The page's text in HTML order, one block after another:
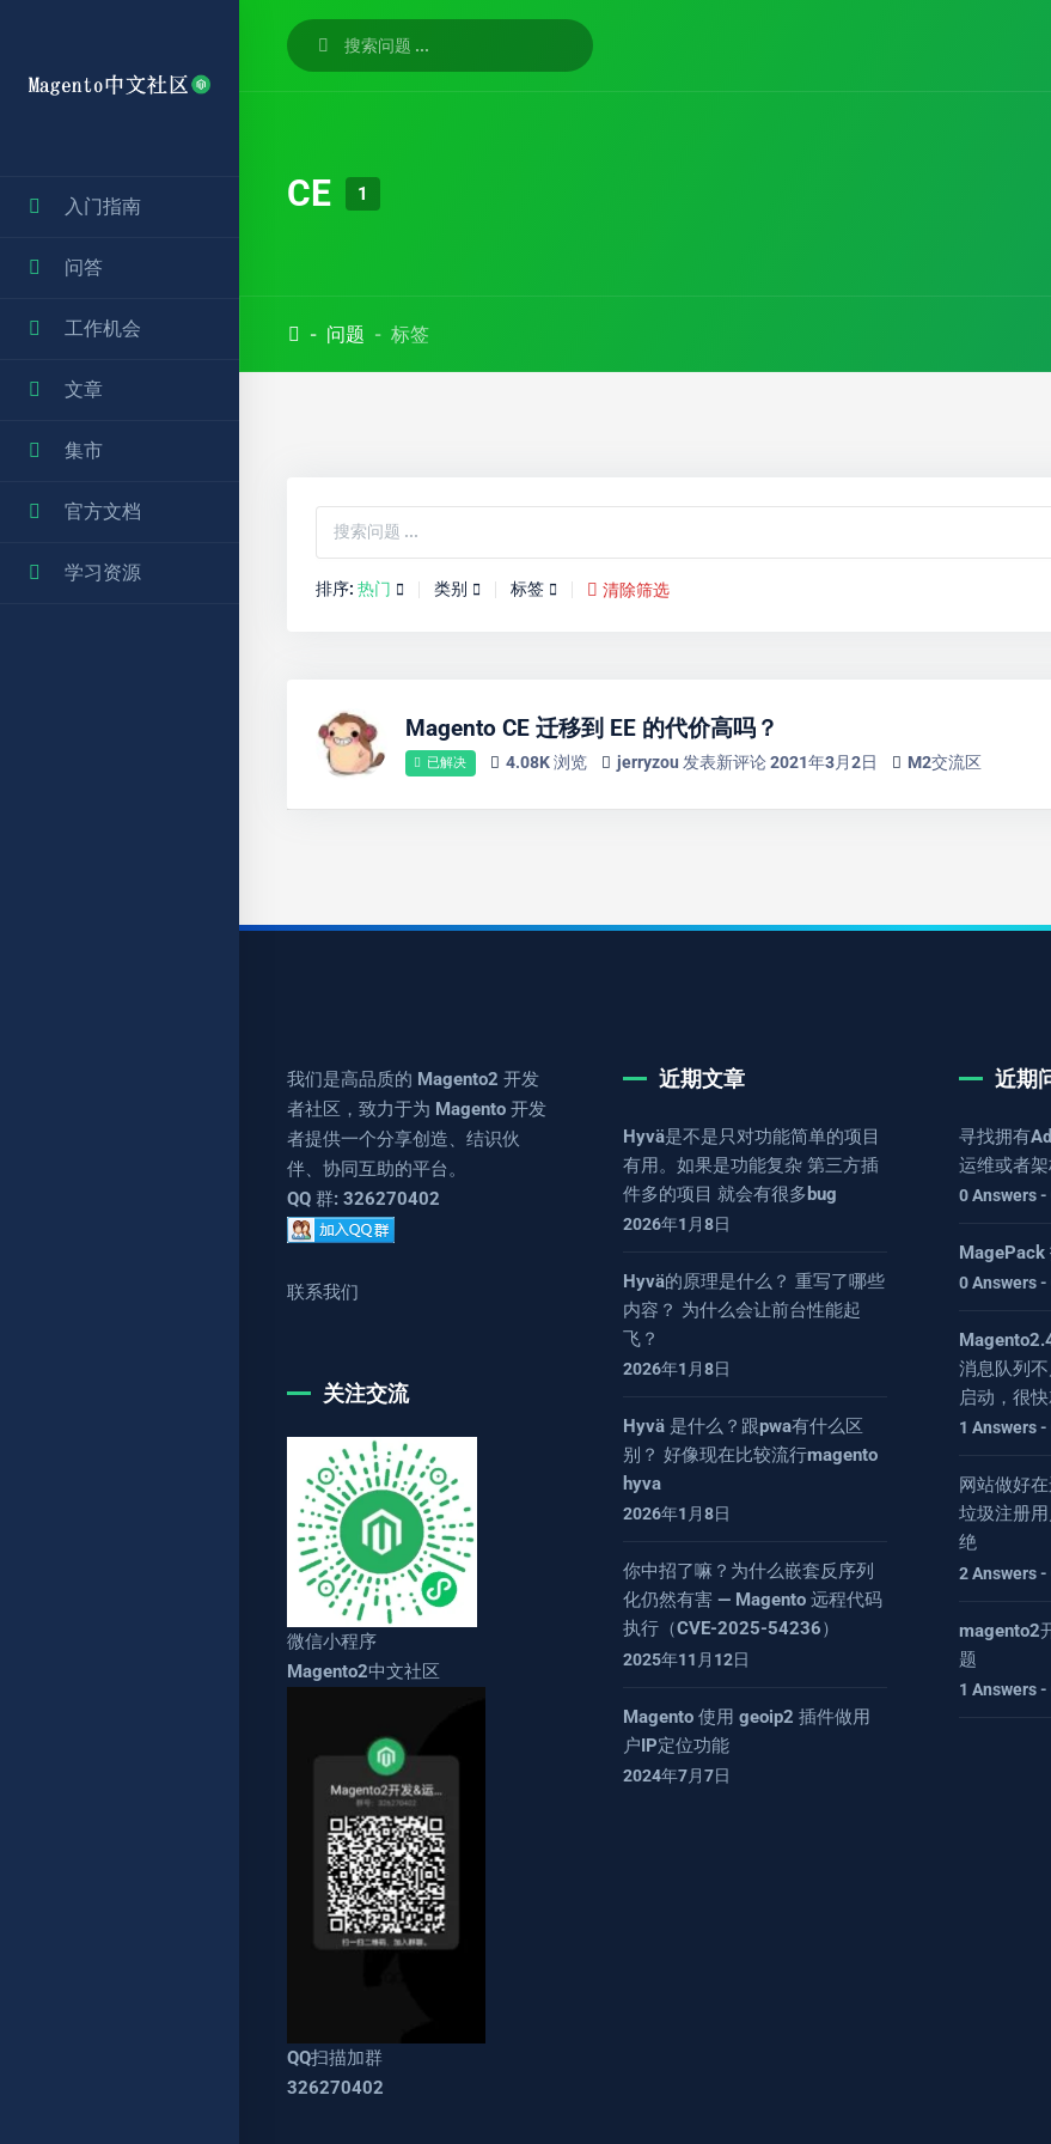
入门指南
问答
工作机会
文章
集市
官方文档
学习资源
CE 1
问题 标签
排序: 热门 类别 标签 清除筛选
Magento CE 迁移到 EE 的代价高吗？
已解决 4.08K 浏览 jerryzou 发表新评论2021年3月2日 M2交流区
我们是高品质的 Magento2 开发
者社区，致力于为 Magento 开发
者提供一个分享创造、结识伙
伴、协同互助的平台。
QQ 群: 326270402
联系我们
关注交流
微信小程序
Magento2中文社区
QQ扫描加群
326270402
近期文章
Hyvä是不是只对功能简单的项目
有用。如果是功能复杂 第三方插
件多的项目 就会有很多bug
2026年1月8日
Hyvä的原理是什么？ 重写了哪些
内容？ 为什么会让前台性能起
飞？
2026年1月8日
Hyvä 是什么？跟pwa有什么区
别？ 好像现在比较流行magento
hyva
2026年1月8日
你中招了嘛？为什么嵌套反序列
化仍然有害 — Magento 远程代码
执行（CVE-2025-54236）
2025年11月12日
Magento 使用 geoip2 插件做用
户IP定位功能
2024年7月7日
近期
寻找拥有
运维或者
0 Answers
MagePack
0 Answers
消息队列
启动，很
1 Answers
网站做好
垃圾注册
绝
2 Answers
magento2
题
1 Answers